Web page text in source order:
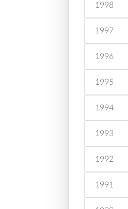
1998
1997
1996
1995
1994
1993
1992
1991